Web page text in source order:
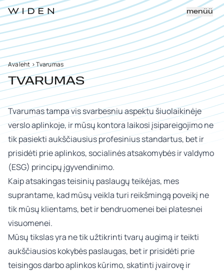
menüü
Avaleht >Tvarumas
TVARUMAS
Tvarumas tampa vis svarbesniu aspektu šiuolaikinėje
verslo aplinkoje, ir mūsų kontora laikosi įsipareigojimo ne
tik pasiekti aukščiausius profesinius standartus, bet ir
prisidėti prie aplinkos, socialinės atsakomybės ir valdymo
(ESG) principų įgyvendinimo.
Kaip atsakingas teisinių paslaugų teikėjas, mes
suprantame, kad mūsų veikla turi reikšmingą poveikį ne
tik mūsų klientams, bet ir bendruomenei bei platesnei
visuomenei.
Mūsų tikslas yra ne tik užtikrinti tvarų augimą ir teikti
aukščiausios kokybės paslaugas, bet ir prisidėti prie
teisingos darbo aplinkos kūrimo, skatinti įvairovę ir